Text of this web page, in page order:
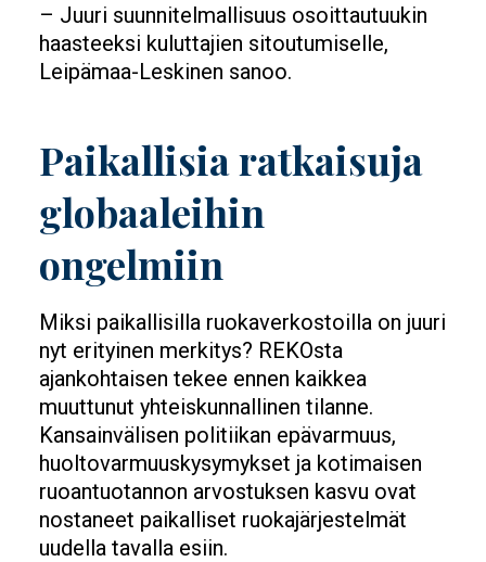
– Juuri suunnitelmallisuus osoittautuukin
haasteeksi kuluttajien sitoutumiselle,
Leipämaa-Leskinen sanoo.
Paikallisia ratkaisuja
globaaleihin
ongelmiin
Miksi paikallisilla ruokaverkostoilla on juuri
nyt erityinen merkitys? REKOsta
ajankohtaisen tekee ennen kaikkea
muuttunut yhteiskunnallinen tilanne.
Kansainvälisen politiikan epävarmuus,
huoltovarmuuskysymykset ja kotimaisen
ruoantuotannon arvostuksen kasvu ovat
nostaneet paikalliset ruokajärjestelmät
uudella tavalla esiin.